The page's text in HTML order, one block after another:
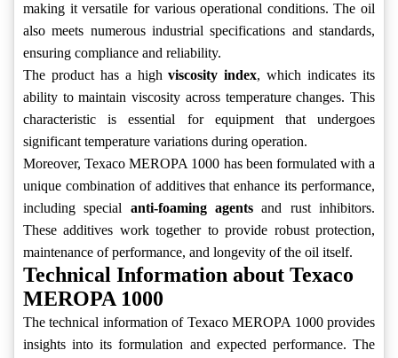
making it versatile for various operational conditions. The oil
also meets numerous industrial specifications and standards,
ensuring compliance and reliability.
The product has a highviscosity index, which indicates its
ability to maintain viscosity across temperature changes. This
characteristic is essential for equipment that undergoes
significant temperature variations during operation.
Moreover, Texaco MEROPA 1000 has been formulated with a
unique combination of additives that enhance its performance,
including special anti-foaming agents and rust inhibitors.
These additives work together to provide robust protection,
maintenance of performance, and longevity of the oil itself.
Technical Information about Texaco
MEROPA 1000
The technical information of Texaco MEROPA 1000 provides
insights into its formulation and expected performance. The